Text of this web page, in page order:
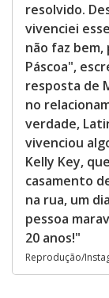
resolvido.
vivenciei
não faz bem,
Páscoa",
resposta de
no
verdade,
vivenciou
Kelly Key,
casamento
na rua, um
pessoa
20 anos!"
Reprodução/